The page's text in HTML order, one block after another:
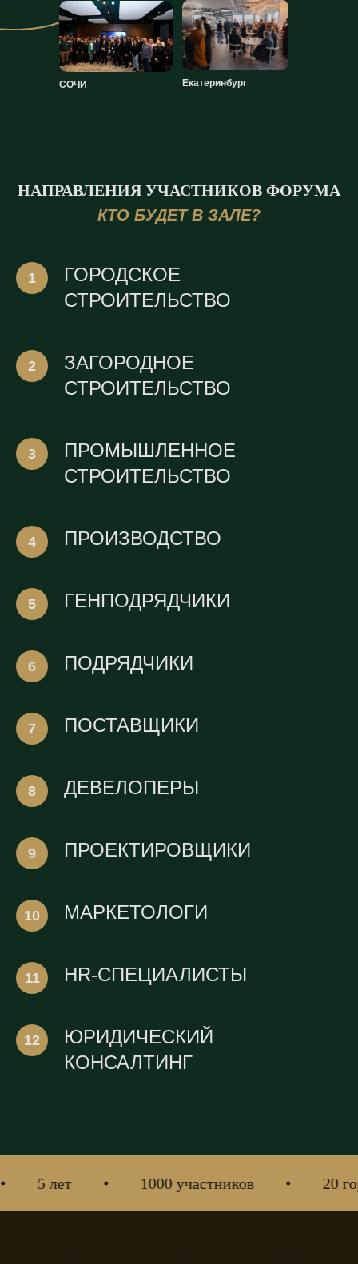
Екатеринбург
СОЧИ
НАПРАВЛЕНИЯ УЧАСТНИКОВ ФОРУМА
КТО БУДЕТ В ЗАЛЕ?
ГОРОДСКОЕ
СТРОИТЕЛЬСТВО
ЗАГОРОДНОЕ
СТРОИТЕЛЬСТВО
ПРОМЫШЛЕННОЕ
СТРОИТЕЛЬСТВО
ПРОИЗВОДСТВО
ГЕНПОДРЯДЧИКИ
ПОДРЯДЧИКИ
ПОСТАВЩИКИ
ДЕВЕЛОПЕРЫ
ПРОЕКТИРОВЩИКИ
МАРКЕТОЛОГИ
HR-СПЕЦИАЛИСТЫ
ЮРИДИЧЕСКИЙ
КОНСАЛТИНГ
1000 участников 20 городов